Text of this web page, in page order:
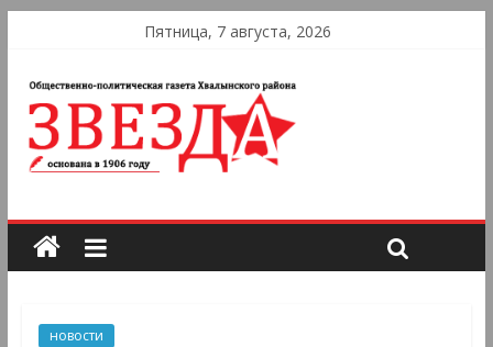
Пятница, 7 августа, 2026
новости